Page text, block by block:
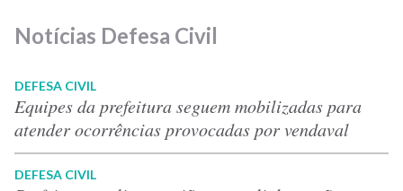
Notícias Defesa Civil
DEFESA CIVIL
Equipes da prefeitura seguem mobilizadas para
atender ocorrências provocadas por vendaval
DEFESA CIVIL